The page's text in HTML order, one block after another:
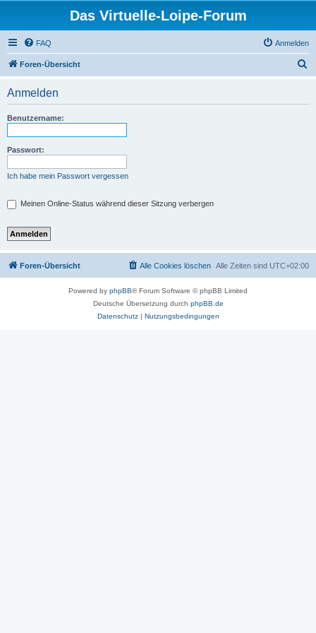
Das Virtuelle-Loipe-Forum
FAQ Anmelden
Foren-Übersicht
Anmelden
Benutzername:
Passwort:
Ich habe mein Passwort vergessen
Meinen Online-Status während dieser Sitzung verbergen
Foren-Übersicht Alle Zeiten sind UTC+02:00
Alle Cookies löschen
Powered by phpBB® Forum Software © phpBB Limited
Deutsche Übersetzung durch phpBB.de
Datenschutz| Nutzungsbedingungen